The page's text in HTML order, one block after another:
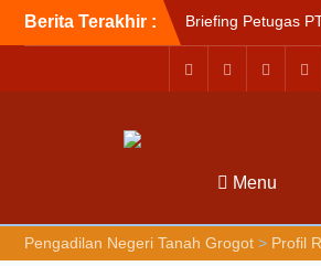
Berita Terakhir :
Briefing Petugas
Kamis Tanggal 6
2026
Sosialisasi
Tanah Grogot oleh
Balikapapan
Briefin Petugas
Menu
Pengadilan Negeri Tanah Grogot> Profil